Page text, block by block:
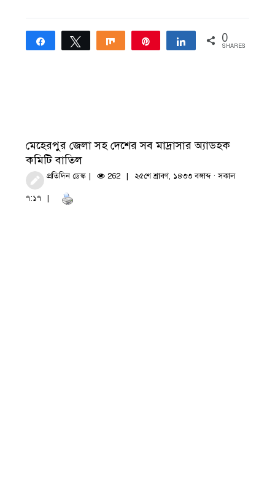
Share Tweet Share Share 0
SHARES
মেহেরপুর জেলা সহ দেশের সব মাদ্রাসার অ্যাডহক
কমিটি বাতিল
প্রতিদিন ডেস্ক 262 ২৫শে শ্রাবণ, ১৪৩৩ বঙ্গাব্দ · সকাল
৭:১৭